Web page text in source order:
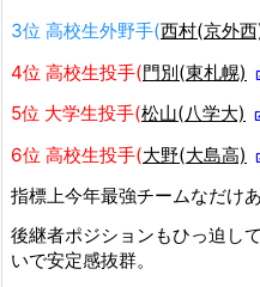
3位 高校生外野手(西村(京外西
4位 高校生投手(門別(東札幌)
5位 大学生投手(松山(八学大)
6位 高校生投手(大野(大島高)
指標上今年最強チームなだけ
後継者ポジションもひっ迫し
いで安定感抜群。